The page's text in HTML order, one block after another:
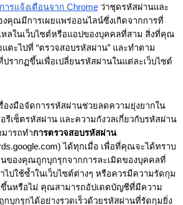
การแจ้งเตือนจาก Chrome ว่าชุดรหัสผ่านและ
คุณมีการเผยแพร่ออนไลน์ซึ่งเกิดจากการที่
ลในเว็บไซต์หรือแอปของบุคคลที่สาม สิ่งที่คุณ
ตะไปที่ “ตรวจสอบรหัสผ่าน” และทำตาม
รากฏขึ้นเพื่อเปลี่ยนรหัสผ่านในแต่ละเว็บไซต์
องมือจัดการรหัสผ่านช่วยลดความยุ่งยากใน
รีเซ็ตรหัสผ่าน และความกังวลเกี่ยวกับรหัสผ่าน
ารถทำการตรวจสอบรหัสผ่าน
ได้ทุกเมื่อ เพื่อที่คุณจะได้ทราบ
ของคุณถูกบุกรุกจากการละเมิดของบุคคลที่
ไปใช้ซ้ำในเว็บไซต์ต่างๆ หรือควรมีความรัดกุม
ขึ้นหรือไม่ คุณสามารถอัปเดตบัญชีที่มีความ
กบุกรุกได้อย่างรวดเร็วด้วยรหัสผ่านที่รัดกุมยิ่ง